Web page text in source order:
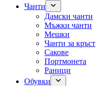
Чанти
Дамски чанти
Мъжки чанти
Мешки
Чанти за кръст
Сакове
Портмонета
Раници
Обувки